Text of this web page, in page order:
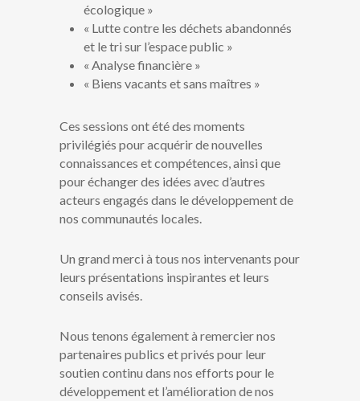
écologique »
« Lutte contre les déchets abandonnés
et le tri sur l’espace public »
« Analyse financière »
« Biens vacants et sans maîtres »
Ces sessions ont été des moments
privilégiés pour acquérir de nouvelles
connaissances et compétences, ainsi que
pour échanger des idées avec d’autres
acteurs engagés dans le développement de
nos communautés locales.
Un grand merci à tous nos intervenants pour
leurs présentations inspirantes et leurs
conseils avisés.
Nous tenons également à remercier nos
partenaires publics et privés pour leur
soutien continu dans nos efforts pour le
développement et l’amélioration de nos